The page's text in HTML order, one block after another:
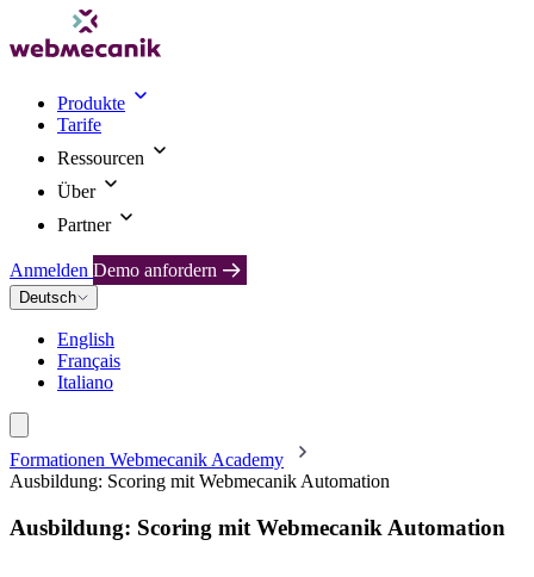
Produkte
Tarife
Ressourcen
Über
Partner
Anmelden Demo anfordern
Deutsch
English
Français
Italiano
Formationen Webmecanik Academy
Ausbildung: Scoring mit Webmecanik Automation
Ausbildung: Scoring mit Webmecanik Automation